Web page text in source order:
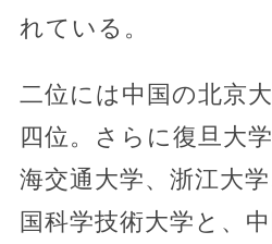
れている。
二位には中国の北京
四位。さらに復旦大
海交通大学、浙江大
国科学技術大学と、